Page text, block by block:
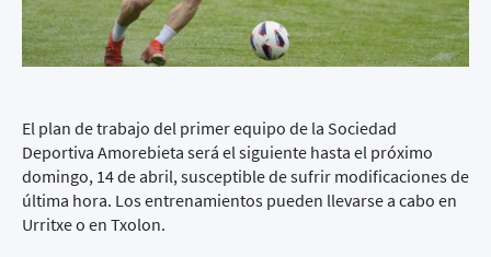
El plan de trabajo del primer equipo de la Sociedad
Deportiva Amorebieta será el siguiente hasta el próximo
domingo, 14 de abril, susceptible de sufrir modificaciones de
última hora. Los entrenamientos pueden llevarse a cabo en
Urritxe o en Txolon.